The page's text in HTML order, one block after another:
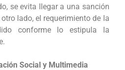
se evita llegar a una sanción
lado, el requerimiento de la
conforme lo estipula la
Social y Multimedia